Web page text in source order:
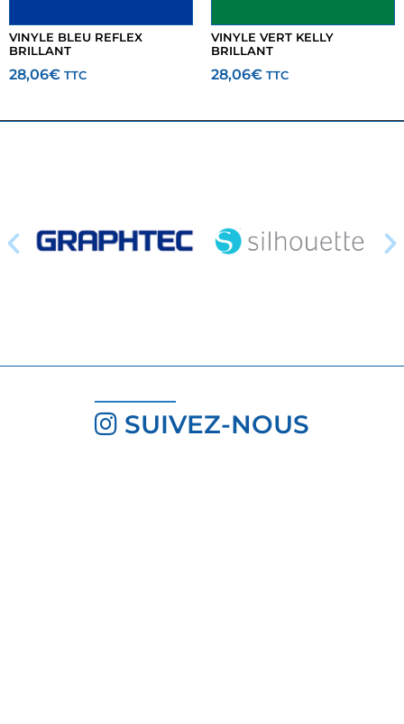
VINYLE BLEU REFLEX
BRILLANT
28,06€ TTC
VINYLE VERT KELLY
BRILLANT
28,06€ TTC
SUIVEZ-NOUS